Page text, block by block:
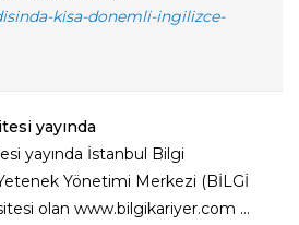
kisa-donemli-ingilizce-
yayında
yayında İstanbul Bilgi
Yönetimi Merkezi (BİLGİ
olan www.bilgikariyer.com ...